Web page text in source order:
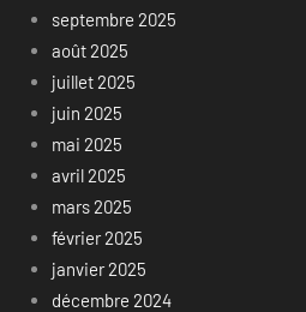
septembre 2025
août 2025
juillet 2025
juin 2025
mai 2025
avril 2025
mars 2025
février 2025
janvier 2025
décembre 2024